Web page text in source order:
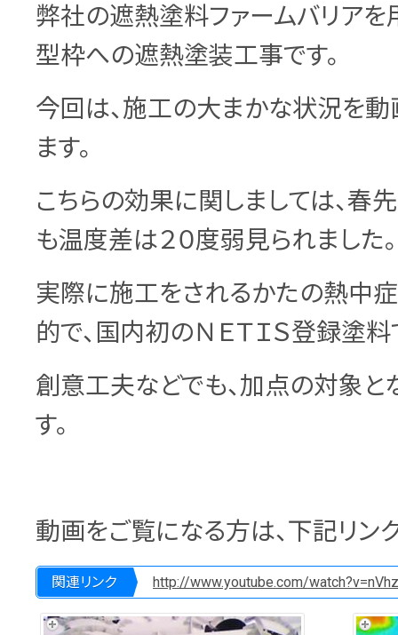
弊社の遮熱塗料ファームバリアを
型枠への遮熱塗装工事です。
今回は、施工の大まかな状況を
ます。
こちらの効果に関しましては、春
も温度差は２０度弱見られました。
実際に施工をされるかたの熱中
的で、国内初のＮＥＴＩＳ登録塗
創意工夫などでも、加点の対象と
す。
動画をご覧になる方は、下記リン
関連リンク http://www.youtube.com/